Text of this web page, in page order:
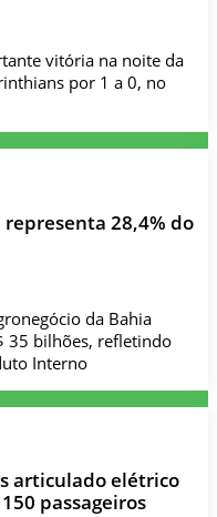
vitória na noite da
por 1 a 0, no
representa 28,4% do
da Bahia
35 bilhões, refletindo
Interno
articulado elétrico
passageiros